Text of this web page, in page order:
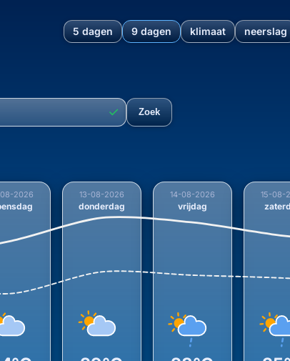
5 dagen 9 dagen klimaat neerslag
en temperatuurtrend
✓ Zoek
2026 13-08-2026
donderdag
14-08-2026
vrijdag
15-08-